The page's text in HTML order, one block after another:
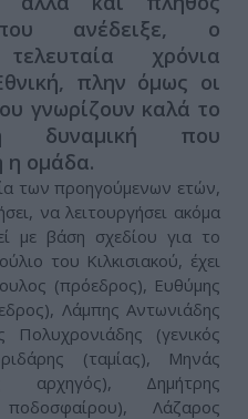
ανέδειξε, ο
χρόνια
πλην όμως οι
γνωρίζουν καλά το
δυναμική που
η ομάδα.
των προηγούμενων ετών,
να λειτουργήσει ακόμα
με βάση σχεδίου για το
του Κιλκισιακού, έχει
(πρόεδρος), Ευθύμης
Λάμπης Αντωνιάδης
Πολυχρονιάδης (γενικός
(ταμίας), Μηνάς
αρχηγός), Δημήτρης
Λάζαρος